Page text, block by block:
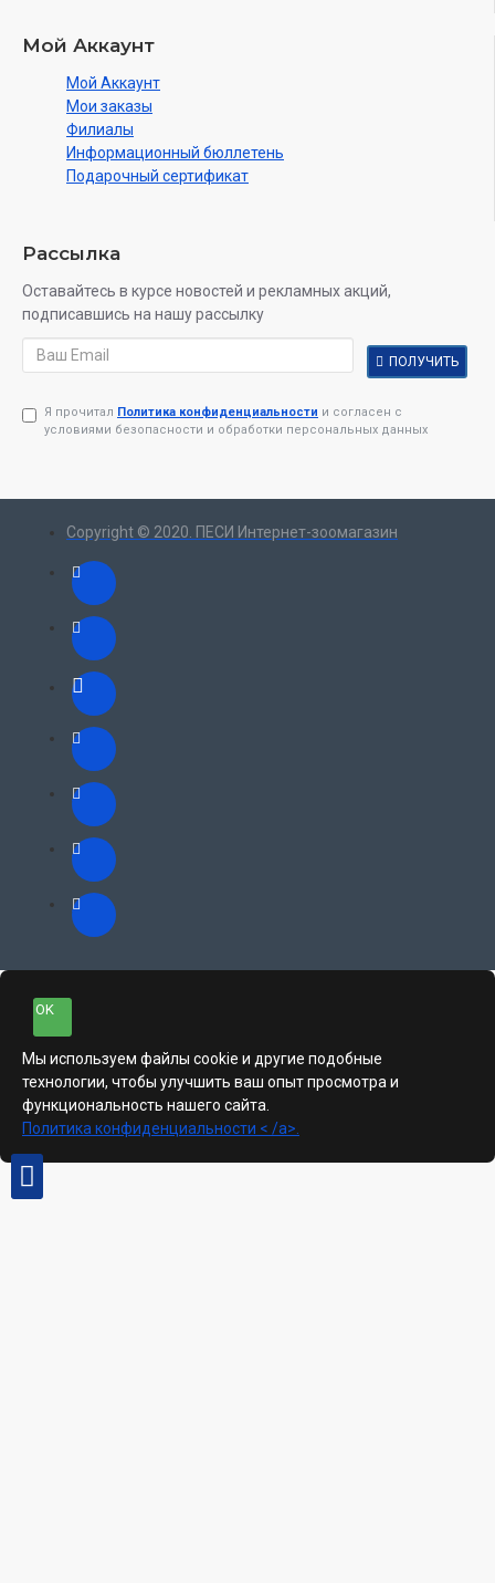
Мой Аккаунт
Мой Аккаунт
Мои заказы
Филиалы
Информационный бюллетень
Подарочный сертификат
Рассылка
Оставайтесь в курсе новостей и рекламных акций,
подписавшись на нашу рассылку
ПОЛУЧИТЬ
Я прочитал Политика конфиденциальности и согласен с
условиями безопасности и обработки персональных данных
Copyright © 2020. ПЕСИ Интернет-зоомагазин
OK
Мы используем файлы cookie и другие подобные
технологии, чтобы улучшить ваш опыт просмотра и
функциональность нашего сайта.
Политика конфиденциальности < /a>.